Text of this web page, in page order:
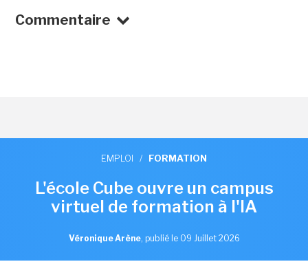
Commentaire
EMPLOI / FORMATION
L'école Cube ouvre un campus
virtuel de formation à l'IA
Véronique Arène, publié le 09 Juillet 2026